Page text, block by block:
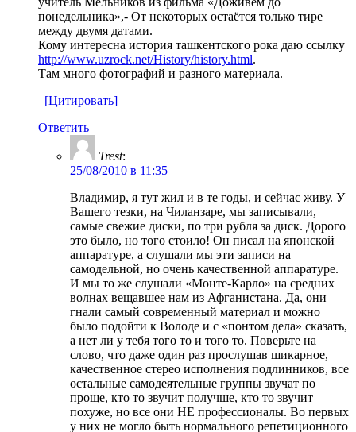
понедельника»,- От некоторых остаётся только тире
между двумя датами.
Кому интересна история ташкентского рока даю ссылку
http://www.uzrock.net/History/history.html.
Там много фотографий и разного материала.
[Цитировать]
Ответить
Trest:
25/08/2010 в 11:35
Владимир, я тут жил и в те годы, и сейчас живу. У
Вашего тезки, на Чиланзаре, мы записывали,
самые свежие диски, по три рубля за диск. Дорого
это было, но того стоило! Он писал на японской
аппаратуре, а слушали мы эти записи на
самодельной, но очень качественной аппаратуре.
И мы то же слушали «Монте-Карло» на средних
волнах вещавшее нам из Афганистана. Да, они
гнали самый современный материал и можно
было подойти к Володе и с «понтом дела» сказать,
а нет ли у тебя того то и того то. Поверьте на
слово, что даже один раз прослушав шикарное,
качественное стерео исполнения подлинников, все
остальные самодеятельные группы звучат по
проще, кто то звучит получше, кто то звучит
похуже, но все они НЕ профессионалы. Во первых
у них не могло быть нормального репетиционного